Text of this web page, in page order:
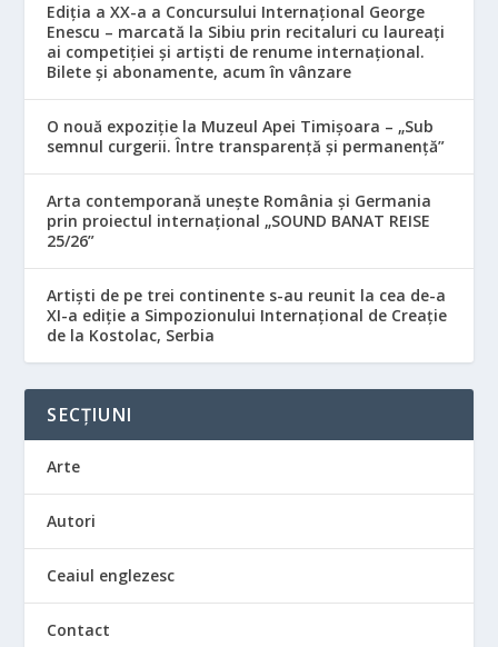
Ediția a XX-a a Concursului Internațional George
Enescu – marcată la Sibiu prin recitaluri cu laureați
ai competiției și artiști de renume internațional.
Bilete și abonamente, acum în vânzare
O nouă expoziție la Muzeul Apei Timișoara – „Sub
semnul curgerii. Între transparență și permanență”
Arta contemporană unește România și Germania
prin proiectul internațional „SOUND BANAT REISE
25/26”
Artiști de pe trei continente s-au reunit la cea de-a
XI-a ediție a Simpozionului Internațional de Creație
de la Kostolac, Serbia
SECȚIUNI
Arte
Autori
Ceaiul englezesc
Contact